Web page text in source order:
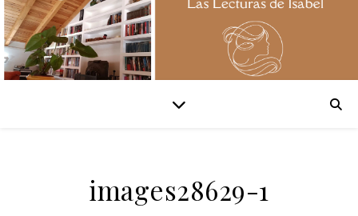
images28629-1